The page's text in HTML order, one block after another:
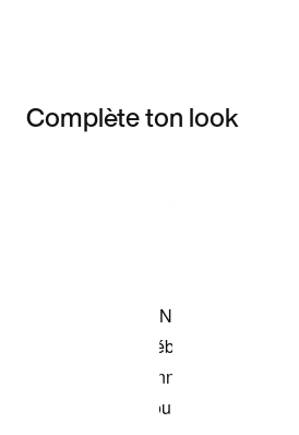
Complète ton look